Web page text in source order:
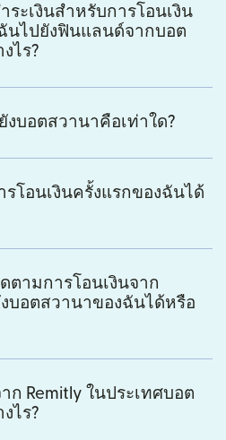
ะเงินสำหรับการโอนเงิน
นไปยังฟินแลนด์จากบอต
ไร?
งบอตสวานาคือเท่าใด?
โอนเงินครั้งแรกของฉันได้
ตามการโอนเงินจาก
บอตสวานาของฉันได้หรือ
ก Remitly ในประเทศบอต
ไร?